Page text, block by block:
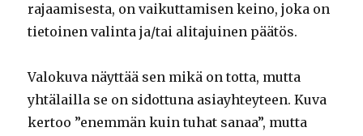
rajaamisesta, on vaikuttamisen keino, joka on
tietoinen valinta ja/tai alitajuinen päätös.
Valokuva näyttää sen mikä on totta, mutta
yhtälailla se on sidottuna asiayhteyteen. Kuva
kertoo ”enemmän kuin tuhat sanaa”, mutta